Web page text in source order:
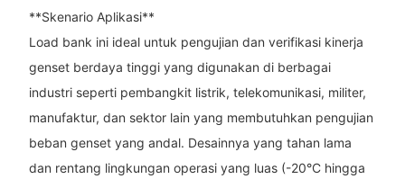
**Skenario Aplikasi**
Load bank ini ideal untuk pengujian dan verifikasi kinerja
genset berdaya tinggi yang digunakan di berbagai
industri seperti pembangkit listrik, telekomunikasi, militer,
manufaktur, dan sektor lain yang membutuhkan pengujian
beban genset yang andal. Desainnya yang tahan lama
dan rentang lingkungan operasi yang luas (-20°C hingga